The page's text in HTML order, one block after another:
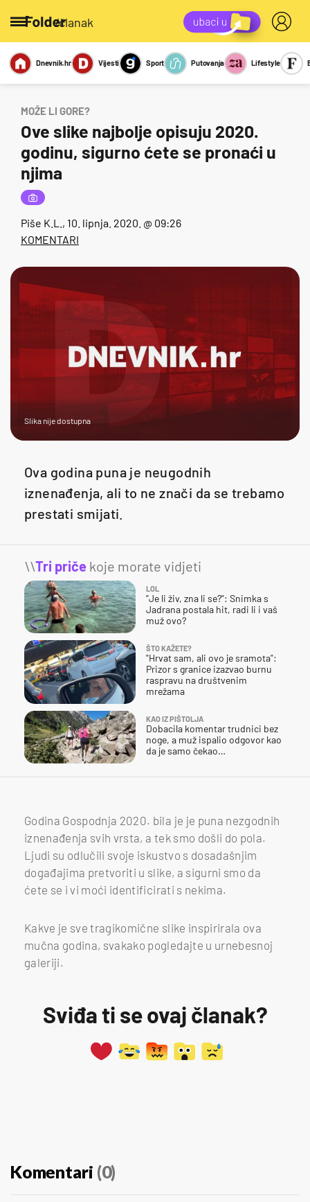
/članak
Miks Kviz
Report
Sexy
Dnevnik.hr Vijesti Sport Putovanja Lifestyle
MOŽE LI GORE?
Ove slike najbolje opisuju 2020.
godinu, sigurno ćete se pronaći u
njima
Piše K.L. , 10. lipnja. 2020. @ 09:26
KOMENTARI
Slika nije dostupna
Ova godina puna je neugodnih
iznenađenja, ali to ne znači da se trebamo
prestati smijati.
\\Tri priče koje morate vidjeti
LOL
"Je li živ, zna li se?": Snimka s
Jadrana postala hit, radi li i vaš
muž ovo?
ŠTO KAŽETE?
"Hrvat sam, ali ovo je sramota":
Prizor s granice izazvao burnu
raspravu na društvenim
mrežama
KAO IZ PIŠTOLJA
Dobacila komentar trudnici bez
noge, a muž ispalio odgovor kao
da je samo čekao…
Godina Gospodnja 2020. bila je je puna nezgodnih
iznenađenja svih vrsta, a tek smo došli do pola.
Ljudi su odlučili svoje iskustvo s dosadašnjim
događajima pretvoriti u slike, a sigurni smo da
ćete se i vi moći identificirati s nekima.
Kakve je sve tragikomične slike inspirirala ova
mučna godina, svakako pogledajte u urnebesnoj
galeriji.
Sviđa ti se ovaj članak?
Komentari (0)